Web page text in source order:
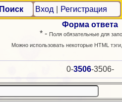
Поиск Вход
Регистрация
Форма ответа
* - Поля обязательные для
Можно использовать некоторые HTML
0-3506-3506-